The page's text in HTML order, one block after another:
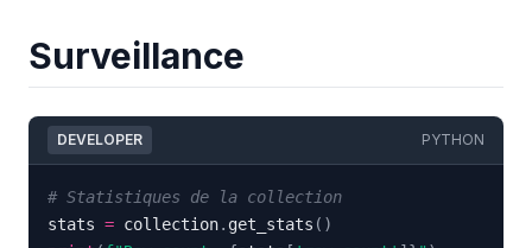
Surveillance
DEVELOPER PYTHON
# Statistiques de la collection
stats = collection. get_stats ( )